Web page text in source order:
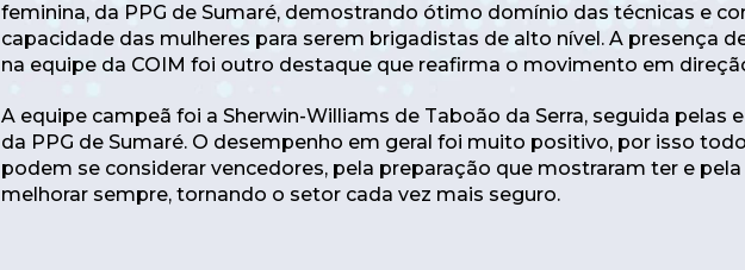
feminina, da PPG de Sumaré, demostrando ótimo domínio das técnicas e
capacidade das mulheres para serem brigadistas de alto nível. A presença
na equipe da COIM foi outro destaque que reafirma o movimento em
A equipe campeã foi a Sherwin-Williams de Taboão da Serra, seguida pelas
da PPG de Sumaré. O desempenho em geral foi muito positivo, por isso
podem se considerar vencedores, pela preparação que mostraram ter e
melhorar sempre, tornando o setor cada vez mais seguro.